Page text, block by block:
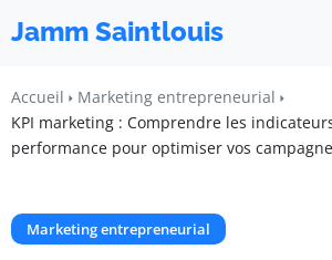
Jamm Saintlouis
Accueil
Marketing entrepreneurial
KPI marketing : Comprendre les
performance pour optimiser vos
Marketing entrepreneurial